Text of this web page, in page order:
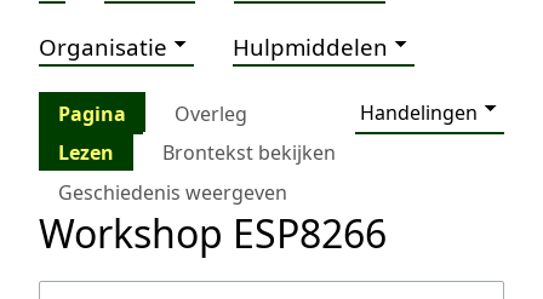
Organisatie Hulpmiddelen
Pagina Overleg
Handelingen
Lezen
Brontekst bekijken
Geschiedenis weergeven
Workshop ESP8266